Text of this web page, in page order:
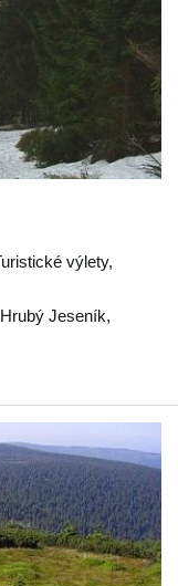
výlety,
Hrubý Jeseník,